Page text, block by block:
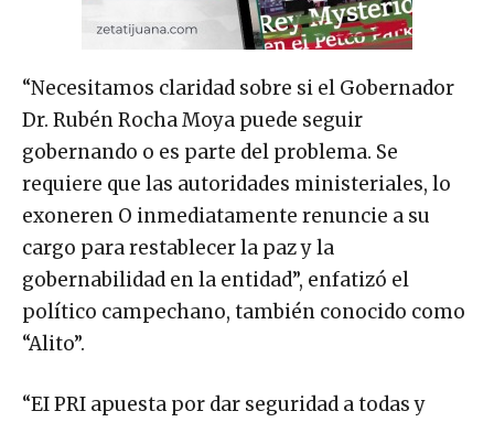
“Necesitamos claridad sobre si el Gobernador
Dr. Rubén Rocha Moya puede seguir
gobernando o es parte del problema. Se
requiere que las autoridades ministeriales, lo
exoneren O inmediatamente renuncie a su
cargo para restablecer la paz y la
gobernabilidad en la entidad”, enfatizó el
político campechano, también conocido como
“Alito”.
“EI PRI apuesta por dar seguridad a todas y